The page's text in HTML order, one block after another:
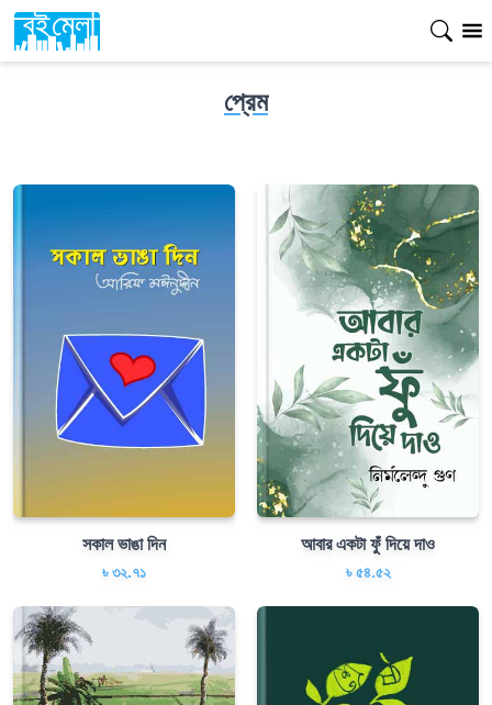
প্রেম
সকাল ভাঙা দিন
৳ ৩২.৭১
আবার একটা ফুঁ দিয়ে দাও
৳ ৫৪.৫২